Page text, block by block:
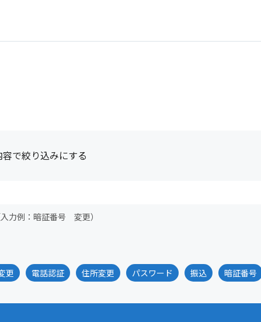
で絞り込みにする
力例：暗証番号 変更）
更 電話認証 住所変更 パスワード 振込 暗証番号